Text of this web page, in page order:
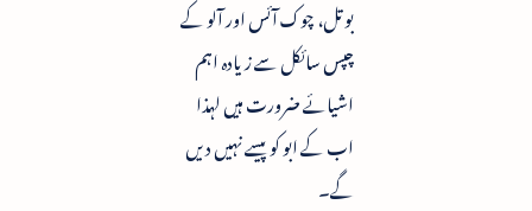
بوتل، چوک آئس اور آلو کے
چپس سائکل سے زیادہ اہم
اشیائے ضرورت ہیں لہذا
اب کے ابو کو پیسے نہیں دیں
گے۔